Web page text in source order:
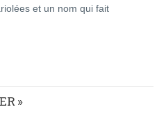
et un nom qui fait
»